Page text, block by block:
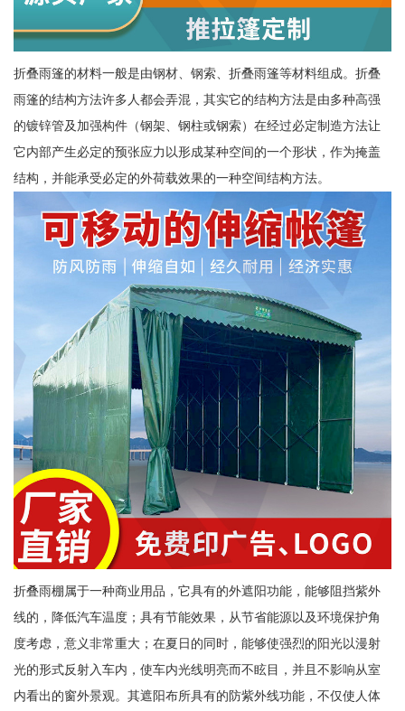
折叠雨篷的材料一般是由钢材、钢索、折叠雨篷等材料组成。折叠
雨篷的结构方法许多人都会弄混，其实它的结构方法是由多种高强
的镀锌管及加强构件（钢架、钢柱或钢索）在经过必定制造方法让
它内部产生必定的预张应力以形成某种空间的一个形状，作为掩盖
结构，并能承受必定的外荷载效果的一种空间结构方法。
折叠雨棚属于一种商业用品，它具有的外遮阳功能，能够阻挡紫外
线的，降低汽车温度；具有节能效果，从节省能源以及环境保护角
度考虑，意义非常重大；在夏日的同时，能够使强烈的阳光以漫射
光的形式反射入车内，使车内光线明亮而不眩目，并且不影响从室
内看出的窗外景观。其遮阳布所具有的防紫外线功能，不仅使人体